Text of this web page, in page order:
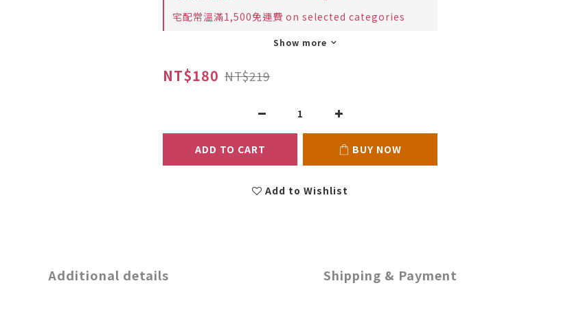
宅配常溫滿1,500免運費 on selected categories
Show more
NT$180 NT$219
ADD TO CART BUY NOW
Add to Wishlist
Additional details Shipping & Payment